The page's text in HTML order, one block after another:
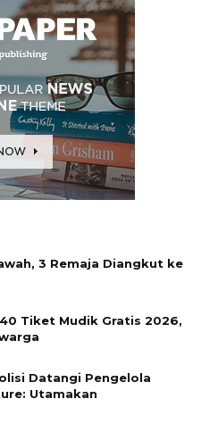
3 Remaja Diangkut ke
Tiket Mudik Gratis 2026,
Datangi Pengelola
Utamakan